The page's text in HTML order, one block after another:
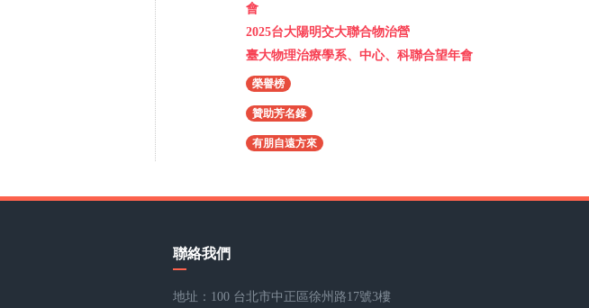
會
2025台大陽明交大聯合物治營
臺大物理治療學系、中心、科聯合望年會
榮譽榜
贊助芳名錄
有朋自遠方來
聯絡我們
地址：100 台北市中正區徐州路17號3樓